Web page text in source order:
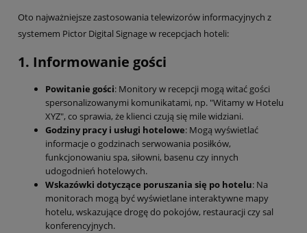
Oto najważniejsze zastosowania telewizorów informacyjnych z
systemem Pictor Digital Signage w recepcjach hoteli:
1. Informowanie gości
Powitanie gości: Monitory w recepcji mogą witać gości
spersonalizowanymi komunikatami, np. "Witamy w Hotelu
XYZ", co sprawia, że klienci czują się mile widziani.
Godziny pracy i usługi hotelowe: Mogą wyświetlać
informacje o godzinach serwowania posiłków,
funkcjonowaniu spa, siłowni, basenu czy innych
udogodnień hotelowych.
Wskazówki dotyczące poruszania się po hotelu: Na
monitorach mogą być wyświetlane interaktywne mapy
hotelu, wskazujące drogę do pokojów, restauracji czy sal
konferencyjnych.